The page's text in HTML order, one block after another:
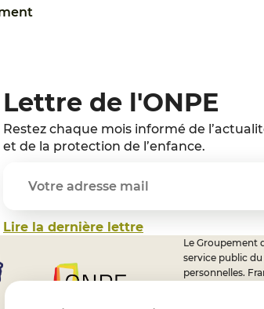
Lettre de l'ONPE
Restez chaque mois informé de
et de la protection de l’enfance.
Lire la dernière lettre
Le Groupement
service public
personnelles.